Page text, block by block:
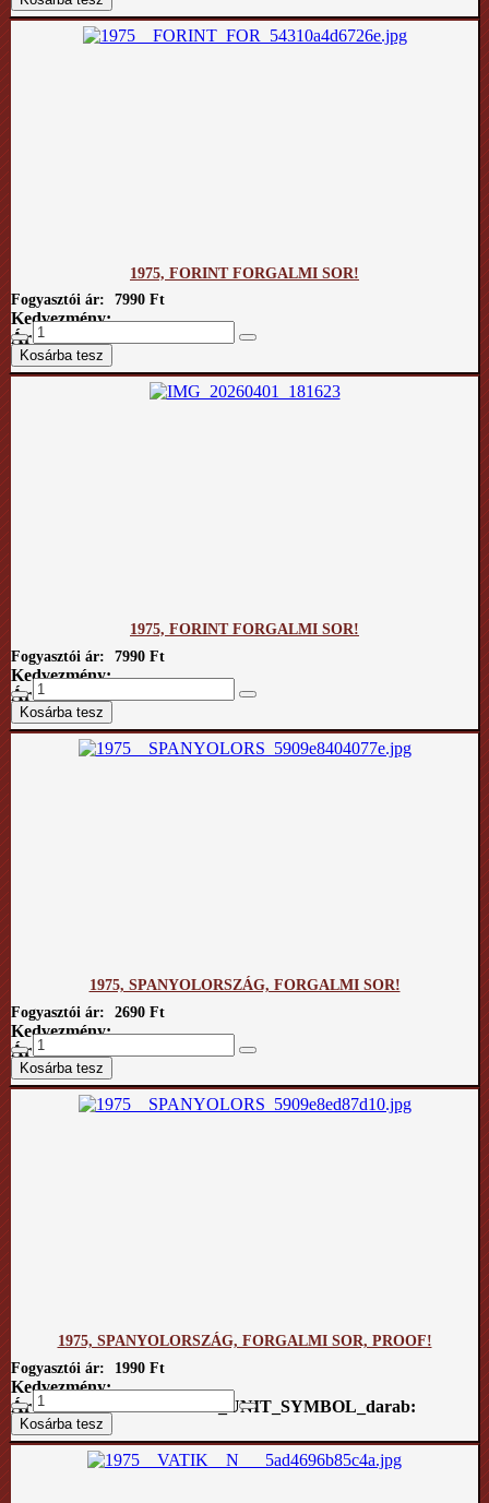
1975, FORINT FORGALMI SOR!
Fogyasztói ár:
7990 Ft
Kedvezmény:
Ár / kg:
1975, FORINT FORGALMI SOR!
Fogyasztói ár:
7990 Ft
Kedvezmény:
Ár / kg:
1975, SPANYOLORSZÁG, FORGALMI SOR!
Fogyasztói ár:
2690 Ft
Kedvezmény:
Ár / kg:
1975, SPANYOLORSZÁG, FORGALMI SOR, PROOF!
Fogyasztói ár:
1990 Ft
Kedvezmény:
Ár / COM_VIRTUEMART_UNIT_SYMBOL_darab: